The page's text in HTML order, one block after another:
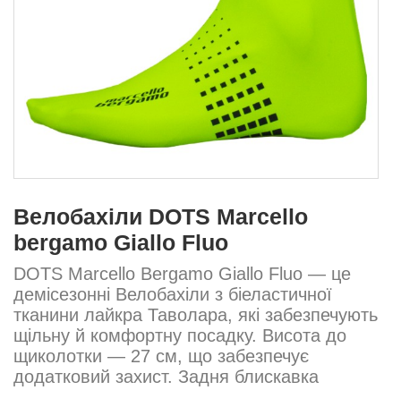
Велобахіли DOTS Marcello
bergamo Giallo Fluo
DOTS Marcello Bergamo Giallo Fluo — це
демісезонні Велобахіли з біеластичної
тканини лайкра Таволара, які забезпечують
щільну й комфортну посадку. Висота до
щиколотки — 27 см, що забезпечує
додатковий захист. Задня блискавка